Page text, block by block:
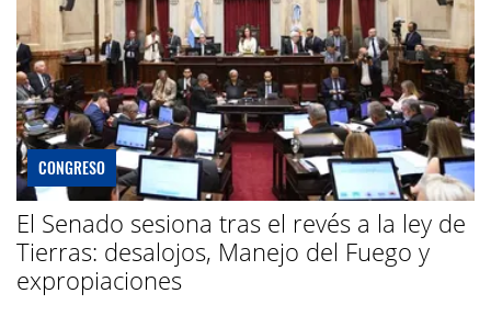
CONGRESO
El Senado sesiona tras el revés a la ley de
Tierras: desalojos, Manejo del Fuego y
expropiaciones